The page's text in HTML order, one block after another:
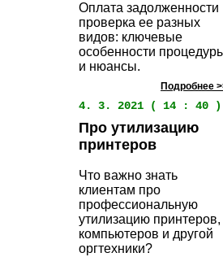
Оплата задолженности
проверка ее разных
видов: ключевые
особенности
и нюансы.
Подробнее
4. 3. 2021 ( 14 : 40 )
Про утилизацию
принтеров
Что важно знать
клиентам про
профессиональную
утилизацию принтеров,
компьютеров и другой
оргтехники?